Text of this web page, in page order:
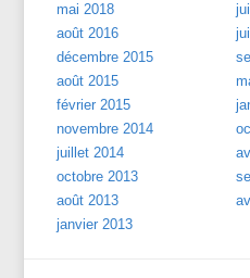
mai 2018
août 2016
décembre 2015
août 2015
février 2015
novembre 2014
juillet 2014
octobre 2013
août 2013
janvier 2013